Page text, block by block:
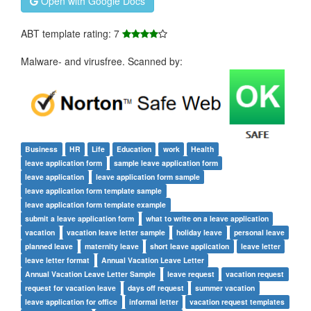
ABT template rating: 7
Malware- and virusfree. Scanned by:
Business HR Life Education work
Health
leave application form
sample leave application form
leave application
leave application form sample
leave application form template sample
leave application form template example
submit a leave application form
what to write on a leave application
vacation
vacation leave letter sample holiday leave
personal leave
planned leave
maternity leave short leave application
leave letter
leave letter format
Annual Vacation Leave Letter
Annual Vacation Leave Letter Sample
leave request
vacation request
request for vacation leave
days off request
summer vacation
leave application for office
informal letter
vacation request templates